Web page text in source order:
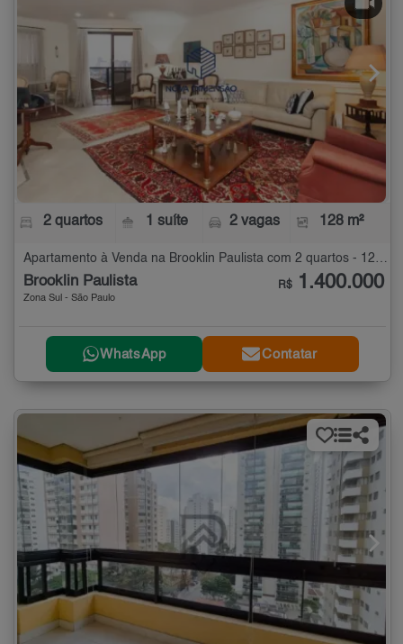
2 quartos 1 suíte 2 vagas 128 m²
Apartamento à Venda na Brooklin Paulista com 2 quartos - 128 m²
Brooklin Paulista
Zona Sul - São Paulo
R$ 1.400.000
WhatsApp Contatar